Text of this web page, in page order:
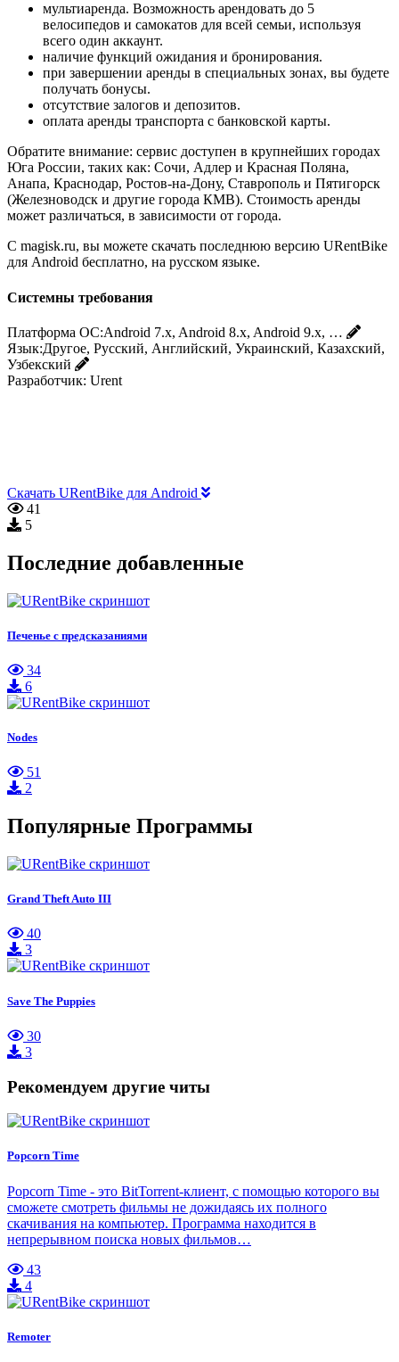
мультиаренда. Возможность арендовать до 5
велосипедов и самокатов для всей семьи, используя
всего один аккаунт.
наличие функций ожидания и бронирования.
при завершении аренды в специальных зонах, вы будете
получать бонусы.
отсутствие залогов и депозитов.
оплата аренды транспорта с банковской карты.
Обратите внимание: сервис доступен в крупнейших городах
Юга России, таких как: Сочи, Адлер и Красная Поляна,
Анапа, Краснодар, Ростов-на-Дону, Ставрополь и Пятигорск
(Железноводск и другие города КМВ). Стоимость аренды
может различаться, в зависимости от города.
С magisk.ru, вы можете скачать последнюю версию URentBike
для Android бесплатно, на русском языке.
Системны требования
Платформа ОС:Android 7.x, Android 8.x, Android 9.x, …
Язык:Другое, Русский, Английский, Украинский, Казахский,
Узбекский
Разработчик: Urent
Скачать URentBike для Android
41
5
Последние добавленные
Печенье с предсказаниями
34
6
Nodes
51
2
Популярные Программы
Grand Theft Auto III
40
3
Save The Puppies
30
3
Рекомендуем другие читы
Popcorn Time
Popcorn Time - это BitTorrent-клиент, с помощью которого вы
сможете смотреть фильмы не дожидаясь их полного
скачивания на компьютер. Программа находится в
непрерывном поиска новых фильмов…
43
4
Remoter